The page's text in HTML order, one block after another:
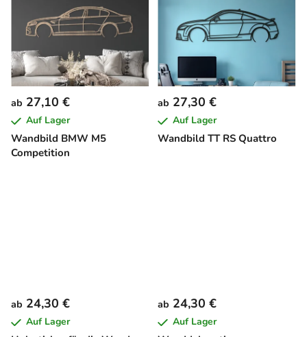
Wandbild BMW M5
Competition
ab 27,10 €
Auf Lager
Wandbild TT RS Quattro
ab 27,30 €
Auf Lager
ab 24,30 €
Auf Lager
ab 24,30 €
Auf Lager